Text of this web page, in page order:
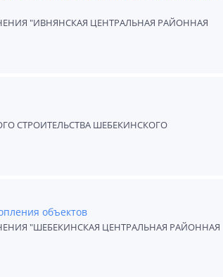
"ИВНЯНСКАЯ ЦЕНТРАЛЬНАЯ РАЙОННАЯ
СТРОИТЕЛЬСТВА ШЕБЕКИНСКОГО
объектов
"ШЕБЕКИНСКАЯ ЦЕНТРАЛЬНАЯ РАЙОННАЯ